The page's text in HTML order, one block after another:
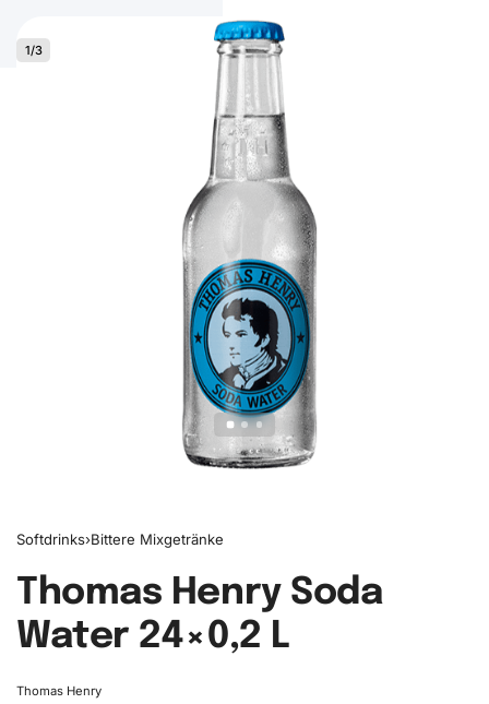
1/3
Softdrinks›Bittere Mixgetränke
Thomas Henry Soda
Water 24×0,2 L
Thomas Henry